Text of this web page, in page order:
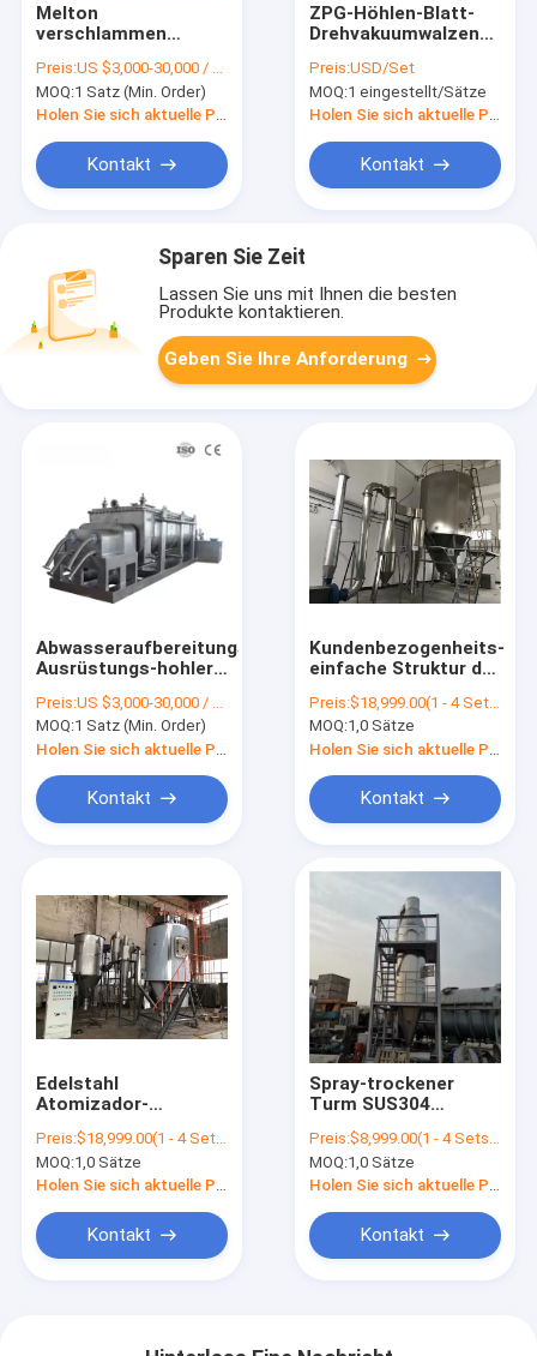
Melton
verschlammen
System,
verschlammen
Entwässerungsausrüstung
Preis:US $3,000-30,000 / Set | 1 Set (Min. Order)
MOQ:1 Satz (Min. Order)
Holen Sie sich aktuelle Preis
Kontakt
ZPG-Höhlen-Blatt-
Trockner des
Vakuum6000l
Preis:USD/Set
MOQ:1 eingestellt/Sätze
Holen Sie sich aktuelle Preis
Kontakt
Sparen Sie Zeit
Lassen Sie uns mit Ihnen die besten
Produkte kontaktieren.
Geben Sie Ihre Anforderung
Abwasseraufbereitungs-
Ausrüstungs-hohler
Q235A SS304
Preis:US $3,000-30,000 / Set | 1 Set (Min. Order)
MOQ:1 Satz (Min. Order)
Kontakt
Kundenbezogenheits-
einfache Struktur der
Sprühtrockner-
Maschinen-450V
Preis:$18,999.00(1 - 4 Sets) $17,999.00(>=5 Sets)
MOQ:1,0 Sätze
Kontakt
Edelstahl
Atomizador-
Hersteller
Preis:$18,999.00(1 - 4 Sets) $17,999.00(>=5 Sets)
MOQ:1,0 Sätze
Holen Sie sich aktuelle Preis
Kontakt
Spray-trockener
Turm SUS304
Sprühtrockner-
keramische Industrie
Preis:$8,999.00(1 - 4 Sets) $7,999.00(>=5 Sets)
MOQ:1,0 Sätze
Holen Sie sich aktuelle Preis
Kontakt